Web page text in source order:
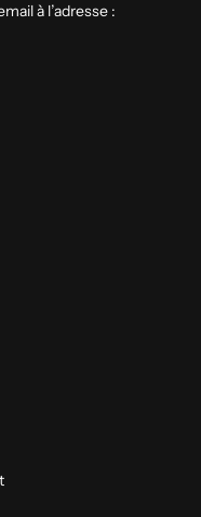
à l’adresse :